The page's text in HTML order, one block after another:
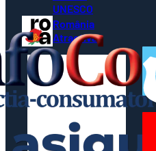
România
Atractivă